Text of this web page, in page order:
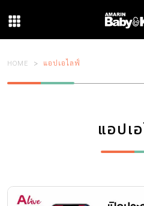
HOME แอปเอไลฟ์
แอปเ